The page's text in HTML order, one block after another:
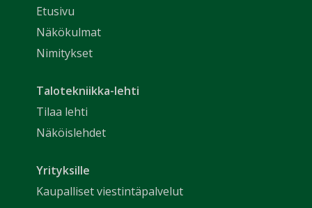
Etusivu
Näkökulmat
Nimitykset
Talotekniikka-lehti
Tilaa lehti
Näköislehdet
Yrityksille
Kaupalliset viestintäpalvelut